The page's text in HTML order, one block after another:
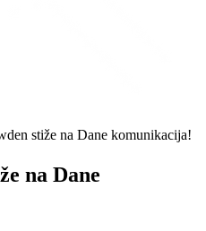
stiže na Dane komunikacija!
na Dane